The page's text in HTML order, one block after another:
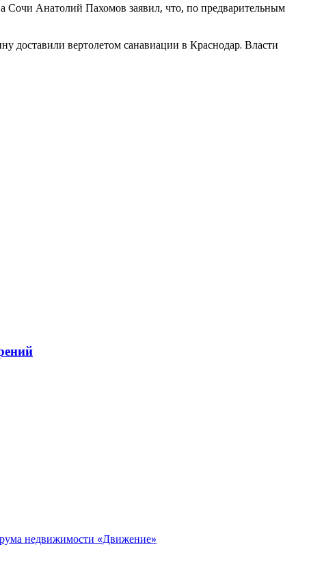
Сочи Анатолий Пахомов заявил, что, по предварительным
вертолетом санавиации в Краснодар. Власти
недвижимости «Движение»